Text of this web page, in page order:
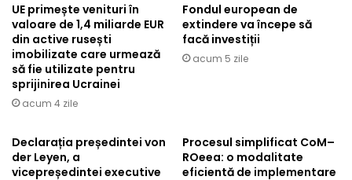
UE primește venituri în
valoare de 1,4 miliarde EUR
din active rusești
imobilizate care urmează
să fie utilizate pentru
sprijinirea Ucrainei
acum 4 zile
Fondul european de
extindere va începe să
facă investiții
acum 5 zile
Declarația președintei von
der Leyen, a
vicepreședintei executive
Procesul simplificat CoM–
ROeea: o modalitate
eficientă de implementare